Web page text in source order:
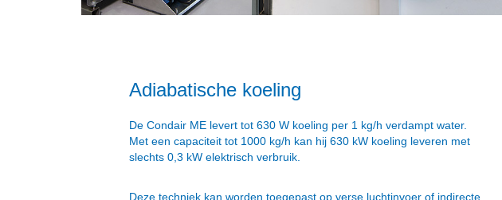
Adiabatische koeling
De Condair ME levert tot 630 W koeling per 1 kg/h verdampt water.
Met een capaciteit tot 1000 kg/h kan hij 630 kW koeling leveren met
slechts 0,3 kW elektrisch verbruik.
Deze techniek kan worden toegepast op verse luchtinvoer of indirecte